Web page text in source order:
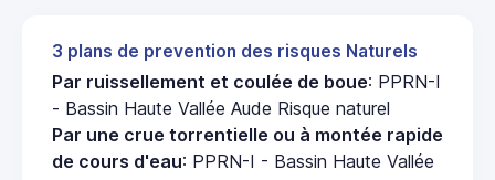
3 plans de prevention des risques Naturels
Par ruissellement et coulée de boue: PPRN-I
- Bassin Haute Vallée Aude Risque naturel
Par une crue torrentielle ou à montée rapide
de cours d'eau: PPRN-I - Bassin Haute Vallée